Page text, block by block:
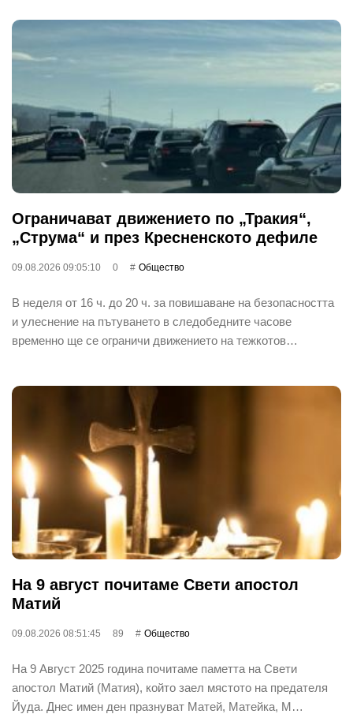
Ограничават движението по „Тракия“,
„Струма“ и през Кресненското дефиле
09.08.2026 09:05:10 0 Общество
В неделя от 16 ч. до 20 ч. за повишаване на безопасността
и улеснение на пътуването в следобедните часове
временно ще се ограничи движението на тежкотов…
На 9 август почитаме Свети апостол
Матий
09.08.2026 08:51:45 89 Общество
На 9 Август 2025 година почитаме паметта на Свети
апостол Матий (Матия), който заел мястото на предателя
Йуда. Днес имен ден празнуват Матей, Матейка, М…